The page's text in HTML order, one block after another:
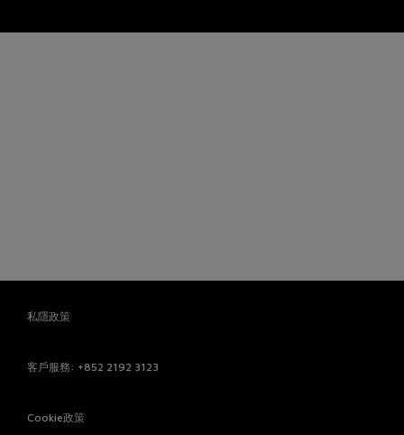
私隱政策
客戶服務: +852 2192 3123
Cookie政策